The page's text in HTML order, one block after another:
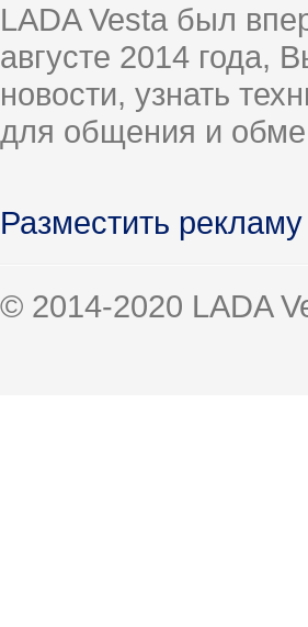
LADA Vesta был
августе 2014 года,
новости, узнать
для общения и
Разместить
© 2014-2020 LADA